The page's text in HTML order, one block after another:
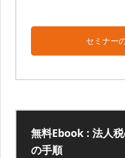
セミナー
無料Ebook : 法人
の手順